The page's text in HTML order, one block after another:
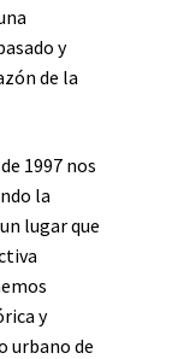
y
de la
1997 nos
la
lugar que
y
urbano de